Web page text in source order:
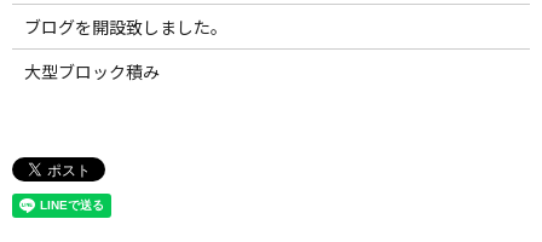
ブログを開設致しました。
大型ブロック積み